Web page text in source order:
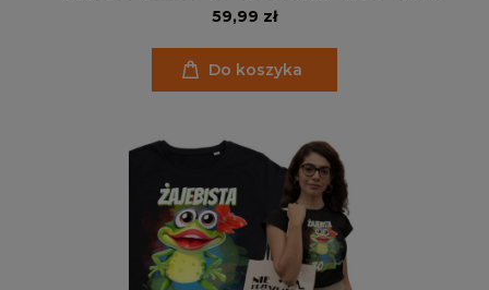
PODAJ ROK I IMIĘ TORBA GRATIS
59,99 zł
Do koszyka